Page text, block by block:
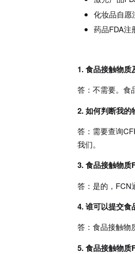
化妆品自愿
药品FDA注
1. 食品接触物
答：不需要。食
2. 如何判断我的
答：需要查询
我们。
3. 食品接触物质
答：是的，FCN
4. 谁可以提交食
答：食品接触物
5. 食品接触物质